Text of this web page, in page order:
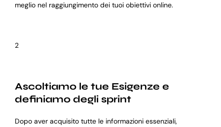
meglio nel raggiungimento dei tuoi obiettivi online.
2
Ascoltiamo le tue Esigenze e
definiamo degli sprint
Dopo aver acquisito tutte le informazioni essenziali,